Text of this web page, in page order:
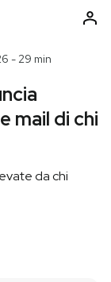
- 29 min
mail di chi
da chi